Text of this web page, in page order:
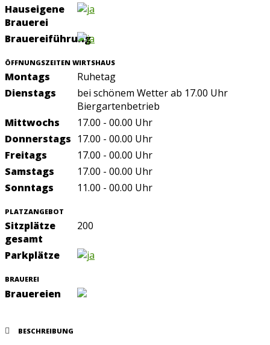
Hauseigene
Brauerei
Brauereiführung
ÖFFNUNGSZEITEN WIRTSHAUS
Montags
Ruhetag
Dienstags
bei schönem Wetter ab 17.00 Uhr
Biergartenbetrieb
Mittwochs
17.00 - 00.00 Uhr
Donnerstags 17.00 - 00.00 Uhr
Freitags
17.00 - 00.00 Uhr
Samstags
17.00 - 00.00 Uhr
Sonntags
11.00 - 00.00 Uhr
PLATZANGEBOT
Sitzplätze
gesamt
200
Parkplätze
BRAUEREI
Brauereien
BESCHREIBUNG